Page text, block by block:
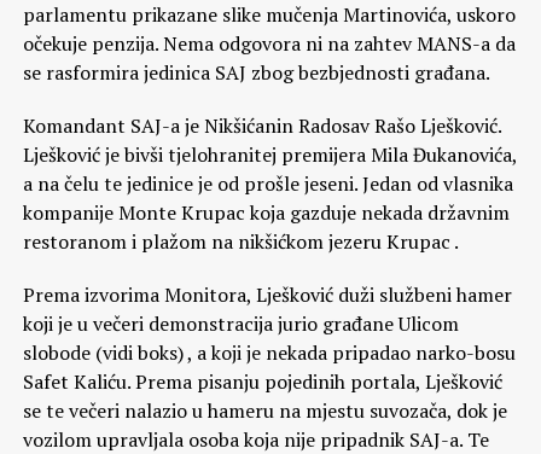
parlamentu prikazane slike mučenja Martinovića, uskoro
očekuje penzija. Nema odgovora ni na zahtev MANS-a da
se rasformira jedinica SAJ zbog bezbjednosti građana.
Komandant SAJ-a je Nikšićanin Radosav Rašo Lješković.
Lješković je bivši tjelohranitej premijera Mila Đukanovića,
a na čelu te jedinice je od prošle jeseni. Jedan od vlasnika
kompanije Monte Krupac koja gazduje nekada državnim
restoranom i plažom na nikšićkom jezeru Krupac .
Prema izvorima Monitora, Lješković duži službeni hamer
koji je u večeri demonstracija jurio građane Ulicom
slobode (vidi boks) , a koji je nekada pripadao narko-bosu
Safet Kaliću. Prema pisanju pojedinih portala, Lješković
se te večeri nalazio u hameru na mjestu suvozača, dok je
vozilom upravljala osoba koja nije pripadnik SAJ-a. Te